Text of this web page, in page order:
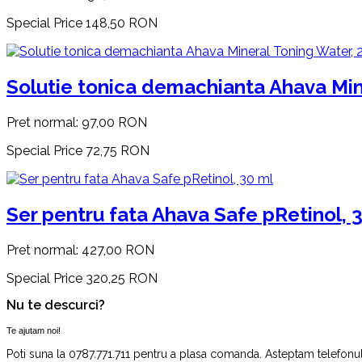
Special Price 148,50 RON
Solutie tonica demachianta Ahava
Pret normal: 97,00 RON
Special Price 72,75 RON
Ser pentru fata Ahava Safe pRetinol,
Pret normal: 427,00 RON
Special Price 320,25 RON
Nu te descurci?
Te ajutam noi!
Poti suna la 0787.771.711 pentru a plasa comanda. Asteptam